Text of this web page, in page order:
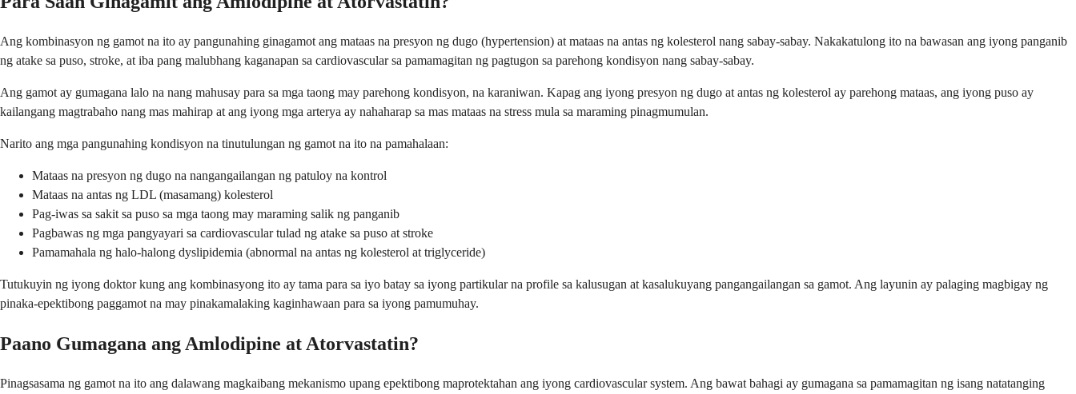
Ang kombinasyon ng gamot na ito ay pangunahing ginagamot ang mataas na presyon ng dugo (hypertension) at mataas na antas ng kolesterol nang sabay-sabay. Nakakatulong ito na bawasan ang iyong panganib
ng atake sa puso, stroke, at iba pang malubhang kaganapan sa cardiovascular sa pamamagitan ng pagtugon sa parehong kondisyon nang sabay-sabay.
Ang gamot ay gumagana lalo na nang mahusay para sa mga taong may parehong kondisyon, na karaniwan. Kapag ang iyong presyon ng dugo at antas ng kolesterol ay parehong mataas, ang iyong puso ay
kailangang magtrabaho nang mas mahirap at ang iyong mga arterya ay nahaharap sa mas mataas na stress mula sa maraming pinagmumulan.
Narito ang mga pangunahing kondisyon na tinutulungan ng gamot na ito na pamahalaan:
Mataas na presyon ng dugo na nangangailangan ng patuloy na kontrol
Mataas na antas ng LDL (masamang) kolesterol
Pag-iwas sa sakit sa puso sa mga taong may maraming salik ng panganib
Pagbawas ng mga pangyayari sa cardiovascular tulad ng atake sa puso at stroke
Pamamahala ng halo-halong dyslipidemia (abnormal na antas ng kolesterol at triglyceride)
Tutukuyin ng iyong doktor kung ang kombinasyong ito ay tama para sa iyo batay sa iyong partikular na profile sa kalusugan at kasalukuyang pangangailangan sa gamot. Ang layunin ay palaging magbigay ng
pinaka-epektibong paggamot na may pinakamalaking kaginhawaan para sa iyong pamumuhay.
Paano Gumagana ang Amlodipine at Atorvastatin?
Pinagsasama ng gamot na ito ang dalawang magkaibang mekanismo upang epektibong maprotektahan ang iyong cardiovascular system. Ang bawat bahagi ay gumagana sa pamamagitan ng isang natatanging